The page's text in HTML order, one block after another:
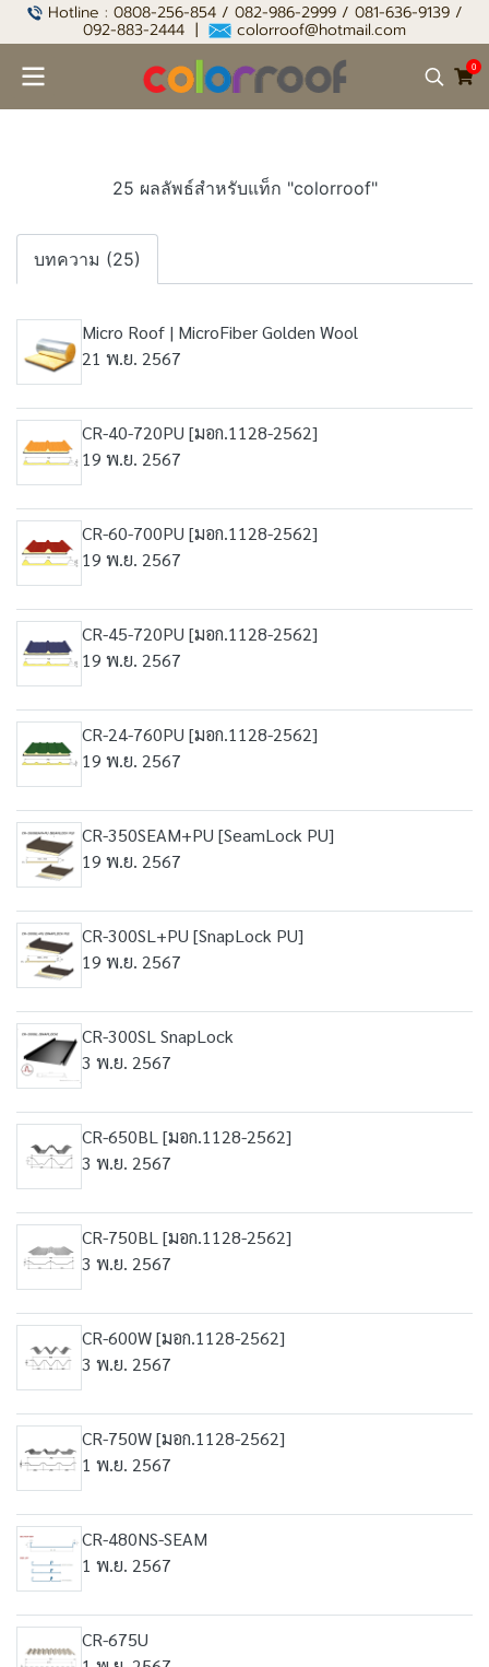
Hotline : 0808-256-854 / 082-986-2999 / 081-636-9139 /
092-883-2444 | colorroof@hotmail.com
0
25 ผลลัพธ์สำหรับแท็ก "colorroof"
บทความ (25)
Micro Roof | MicroFiber Golden Wool
21 พ.ย. 2567
CR-40-720PU [มอก.1128-2562]
19 พ.ย. 2567
CR-60-700PU [มอก.1128-2562]
19 พ.ย. 2567
CR-45-720PU [มอก.1128-2562]
19 พ.ย. 2567
CR-24-760PU [มอก.1128-2562]
19 พ.ย. 2567
CR-350SEAM+PU [SeamLock PU]
19 พ.ย. 2567
CR-300SL+PU [SnapLock PU]
19 พ.ย. 2567
CR-300SL SnapLock
3 พ.ย. 2567
CR-650BL [มอก.1128-2562]
3 พ.ย. 2567
CR-750BL [มอก.1128-2562]
3 พ.ย. 2567
CR-600W [มอก.1128-2562]
3 พ.ย. 2567
CR-750W [มอก.1128-2562]
1 พ.ย. 2567
CR-480NS-SEAM
1 พ.ย. 2567
CR-675U